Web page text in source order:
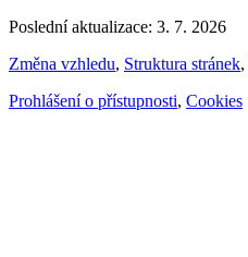
Poslední aktualizace: 3. 7. 2026
Změna vzhledu, Struktura stránek,
Prohlášení o přístupnosti, Cookies